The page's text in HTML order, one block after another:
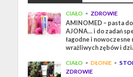
CIAŁO • ZDROWIE
AMINOMED – pasta
AJONA… i do zadań
łagodne i
wrażliwych zębów i
CIAŁO • DŁONIE •
ZDROWIE